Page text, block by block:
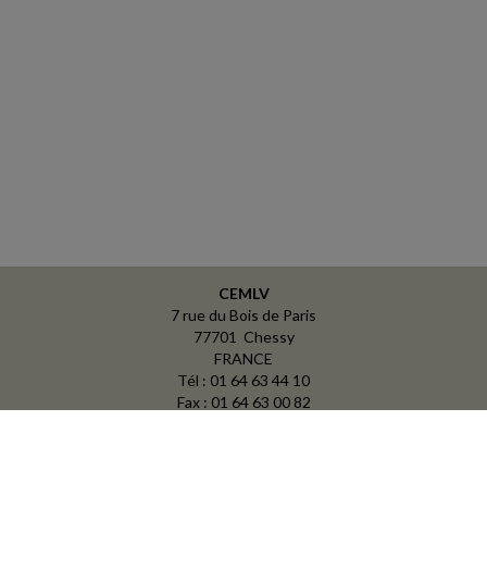
CEMLV
7 rue du Bois de Paris
77701 Chessy
FRANCE
Tél : 01 64 63 44 10
Fax : 01 64 63 00 82